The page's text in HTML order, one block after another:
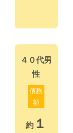
４０代男
性
債務
額
約 １